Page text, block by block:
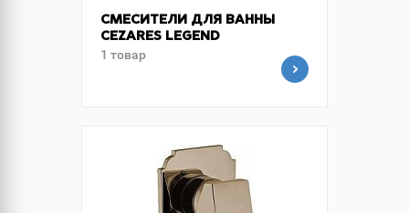
СМЕСИТЕЛИ ДЛЯ ВАННЫ
CEZARES LEGEND
1 товар